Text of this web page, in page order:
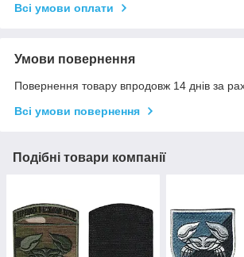
Всі умови оплати
Умови повернення
Повернення товару впродовж 14 днів за
Всі умови повернення
Подібні товари компанії